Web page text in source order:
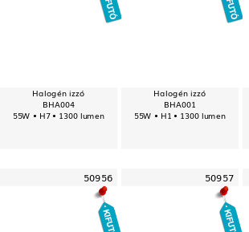
Halogén izzó
BHA004
55W • H7 • 1300 lumen
Halogén izzó
BHA001
55W • H1 • 1300 lumen
50956 50957